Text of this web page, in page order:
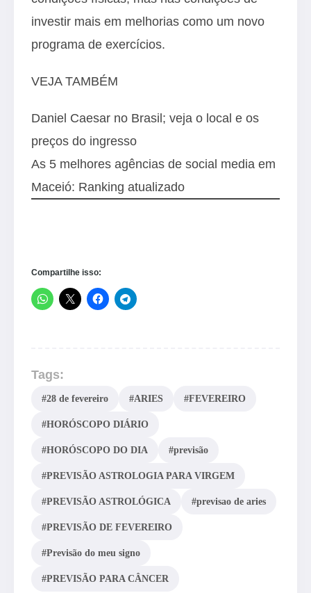
investir mais em melhorias como um novo
programa de exercícios.
VEJA TAMBÉM
Daniel Caesar no Brasil; veja o local e os
preços do ingresso
As 5 melhores agências de social media em
Maceió: Ranking atualizado
Compartilhe isso:
Tags:
#28 de fevereiro #ARIES #FEVEREIRO
#HORÓSCOPO DIÁRIO
#HORÓSCOPO DO DIA #previsão
#PREVISÃO ASTROLOGIA PARA VIRGEM
#PREVISÃO ASTROLÓGICA #previsao de aries
#PREVISÃO DE FEVEREIRO
#Previsão do meu signo
#PREVISÃO PARA CÂNCER